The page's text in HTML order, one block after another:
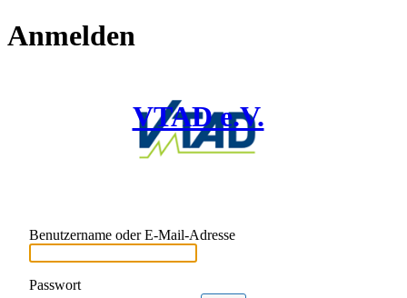
Anmelden
VTAD e.V.
Benutzername oder E-Mail-Adresse
Passwort